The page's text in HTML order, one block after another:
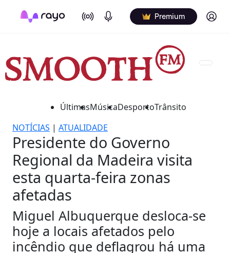
On Air Podcasts Premium Log in
ÚltimasMúsicaDesportoTrânsito
NOTÍCIAS | ATUALIDADE
Presidente do Governo
Regional da Madeira visita
esta quarta-feira zonas
afetadas
Miguel Albuquerque desloca-se
hoje a locais afetados pelo
incêndio que deflagrou há uma